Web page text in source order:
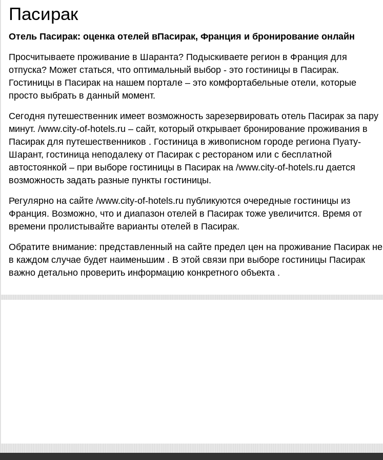
Пасирак
Отель Пасирак: оценка отелей вПасирак, Франция и бронирование онлайн
Просчитываете проживание в Шаранта? Подыскиваете регион в Франция для
отпуска? Может статься, что оптимальный выбор - это гостиницы в Пасирак.
Гостиницы в Пасирак на нашем портале – это комфортабельные отели, которые
просто выбрать в данный момент.
Сегодня путешественник имеет возможность зарезервировать отель Пасирак за пару
минут. /www.city-of-hotels.ru – сайт, который открывает бронирование проживания в
Пасирак для путешественников . Гостиница в живописном городе региона Пуату-
Шарант, гостиница неподалеку от Пасирак с рестораном или с бесплатной
автостоянкой – при выборе гостиницы в Пасирак на /www.city-of-hotels.ru дается
возможность задать разные пункты гостиницы.
Регулярно на сайте /www.city-of-hotels.ru публикуются очередные гостиницы из
Франция. Возможно, что и диапазон отелей в Пасирак тоже увеличится. Время от
времени пролистывайте варианты отелей в Пасирак.
Обратите внимание: представленный на сайте предел цен на проживание Пасирак не
в каждом случае будет наименьшим . В этой связи при выборе гостиницы Пасирак
важно детально проверить информацию конкретного объекта .